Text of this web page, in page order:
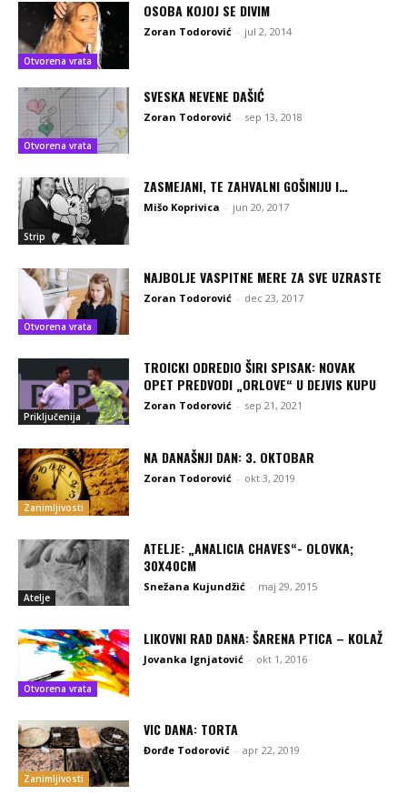
Otvorena vrata
OSOBA KOJOJ SE DIVIM
Zoran Todorović - jul 2, 2014
Otvorena vrata
SVESKA NEVENE DAŠIĆ
Zoran Todorović - sep 13, 2018
Strip
ZASMEJANI, TE ZAHVALNI GOŠINIJU I…
Mišo Koprivica - jun 20, 2017
Otvorena vrata
NAJBOLJE VASPITNE MERE ZA SVE UZRASTE
Zoran Todorović - dec 23, 2017
Priključenija
TROICKI ODREDIO ŠIRI SPISAK: NOVAK
OPET PREDVODI „ORLOVE“ U DEJVIS KUPU
Zoran Todorović - sep 21, 2021
Zanimljivosti
NA DANAŠNJI DAN: 3. OKTOBAR
Zoran Todorović - okt 3, 2019
Atelje
ATELJE: „ANALICIA CHAVES“- OLOVKA;
30X40CM
Snežana Kujundžić - maj 29, 2015
Otvorena vrata
LIKOVNI RAD DANA: ŠARENA PTICA – KOLAŽ
Jovanka Ignjatović - okt 1, 2016
Zanimljivosti
VIC DANA: TORTA
Đorđe Todorović - apr 22, 2019